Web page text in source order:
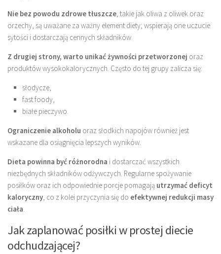
Nie bez powodu zdrowe tłuszcze, takie jak oliwa z oliwek oraz
orzechy, są uważane za ważny element diety; wspierają one uczucie
sytości i dostarczają cennych składników.
Z drugiej strony, warto unikać żywności przetworzonej oraz
produktów wysokokalorycznych. Często do tej grupy zalicza się:
słodycze,
fast foody,
białe pieczywo.
Ograniczenie alkoholu oraz słodkich napojów również jest
wskazane dla osiągnięcia lepszych wyników.
Dieta powinna być różnorodna i dostarczać wszystkich
niezbędnych składników odżywczych. Regularne spożywanie
posiłków oraz ich odpowiednie porcje pomagają utrzymać deficyt
kaloryczny, co z kolei przyczynia się do efektywnej redukcji masy
ciała.
Jak zaplanować posiłki w prostej diecie
odchudzającej?